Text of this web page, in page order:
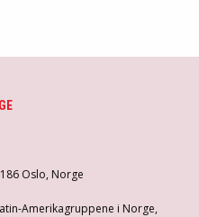
Oslo, Norge
Amerikagruppene i Norge,